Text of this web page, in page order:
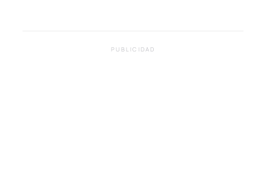
PUBLICIDAD